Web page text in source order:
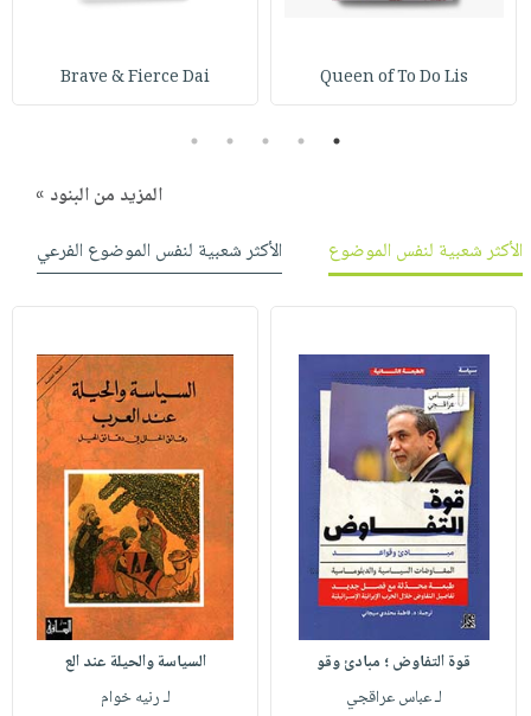
صابون
مناسباتيتكرر
انشر
معنا
التسوق
Queen of To Do Lis
Brave & Fierce Dai
1
2
3
4
5
المزيد من البنود »
الأكثر شعبية لنفس الموضوع
الأكثر شعبية لنفس الموضوع الفرعي
قوة التفاوض ؛ مبادئ وقو
لـ عباس عراقجي
السياسة والحيلة عند الع
لـ رنيه خوام